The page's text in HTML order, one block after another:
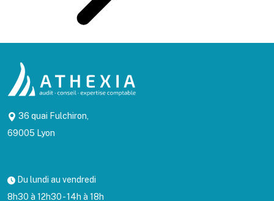
36 quai Fulchiron,
69005 Lyon
Du lundi au vendredi
8h30 à 12h30 - 14h à 18h